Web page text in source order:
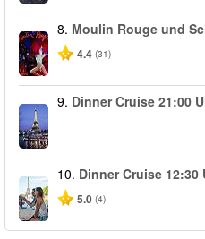
8. Moulin Rouge und
4.4 (31)
9. Dinner Cruise 21:00
10. Dinner Cruise 12:30
5.0 (4)